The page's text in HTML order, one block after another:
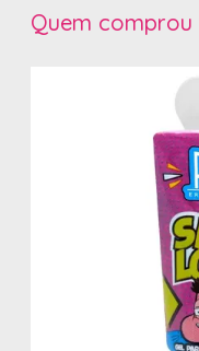
Quem comprou